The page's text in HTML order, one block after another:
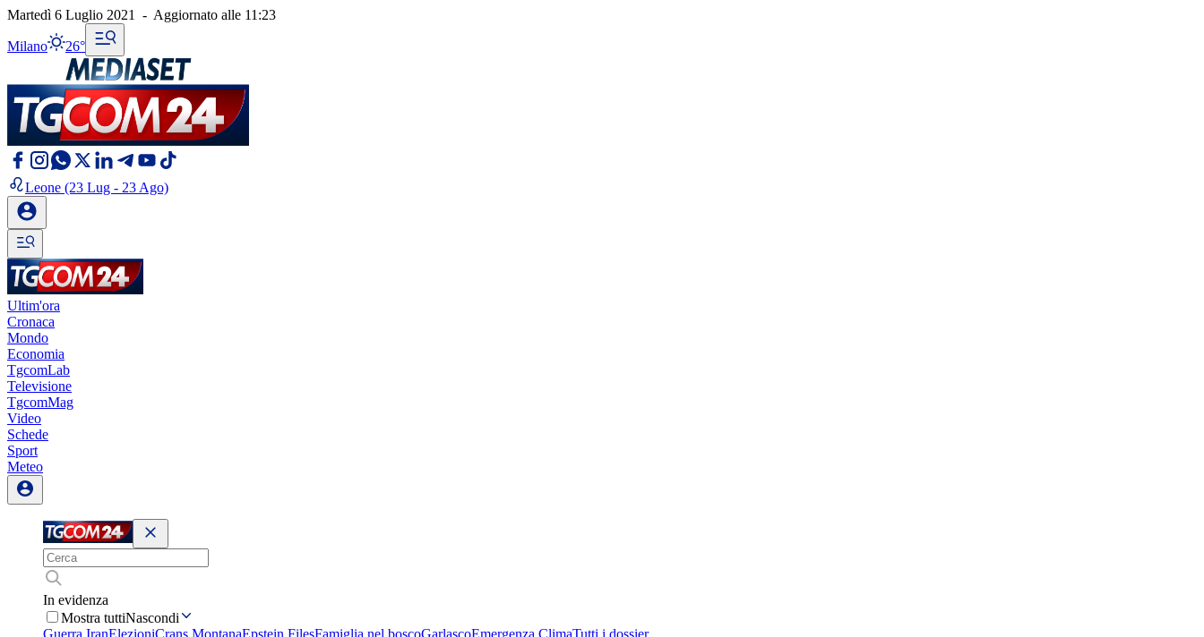
Martedì 6 Luglio 2021 - Aggiornato alle 11:23
Milano 26°
Leone (23 Lug - 23 Ago)
Ultim'ora
Cronaca
Mondo
Economia
TgcomLab
Televisione
TgcomMag
Video
Schede
Sport
Meteo
In evidenza
Mostra tuttiNascondi
Guerra IranElezioniCrans MontanaEpstein FilesFamiglia nel boscoGarlascoEmergenza ClimaTutti i dossier